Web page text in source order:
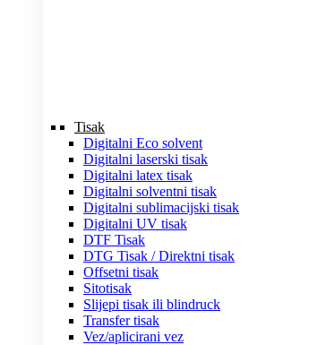
Tisak
Digitalni Eco solvent
Digitalni laserski tisak
Digitalni latex tisak
Digitalni solventni tisak
Digitalni sublimacijski tisak
Digitalni UV tisak
DTF Tisak
DTG Tisak / Direktni tisak
Offsetni tisak
Sitotisak
Slijepi tisak ili blindruck
Transfer tisak
Vez/aplicirani vez